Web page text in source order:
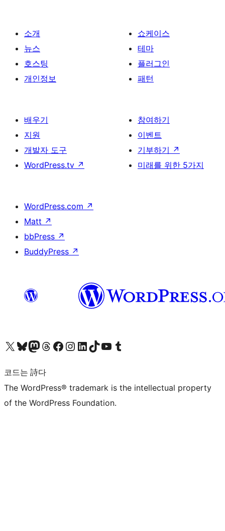
소개
뉴스
호스팅
개인정보
쇼케이스
테마
플러그인
패턴
배우기
지원
개발자 도구
WordPress.tv ↗
참여하기
이벤트
기부하기 ↗
미래를 위한 5가지
WordPress.com ↗
Matt ↗
bbPress ↗
BuddyPress ↗
X(이전 트위터) 계정 방문하기블루스카이 계정 방문하기마스토돈 계정 방문하기스레드 계정 방문하기 페이스북 페이지 방문하기인스타그램 계정 방문하기 LinkedIn 계정 방문하기틱톡 계정 방문하기유튜브 채널 방문하기 텀블러 계정 방문하기
코드는 詩다
The WordPress® trademark is the intellectual property
of the WordPress Foundation.